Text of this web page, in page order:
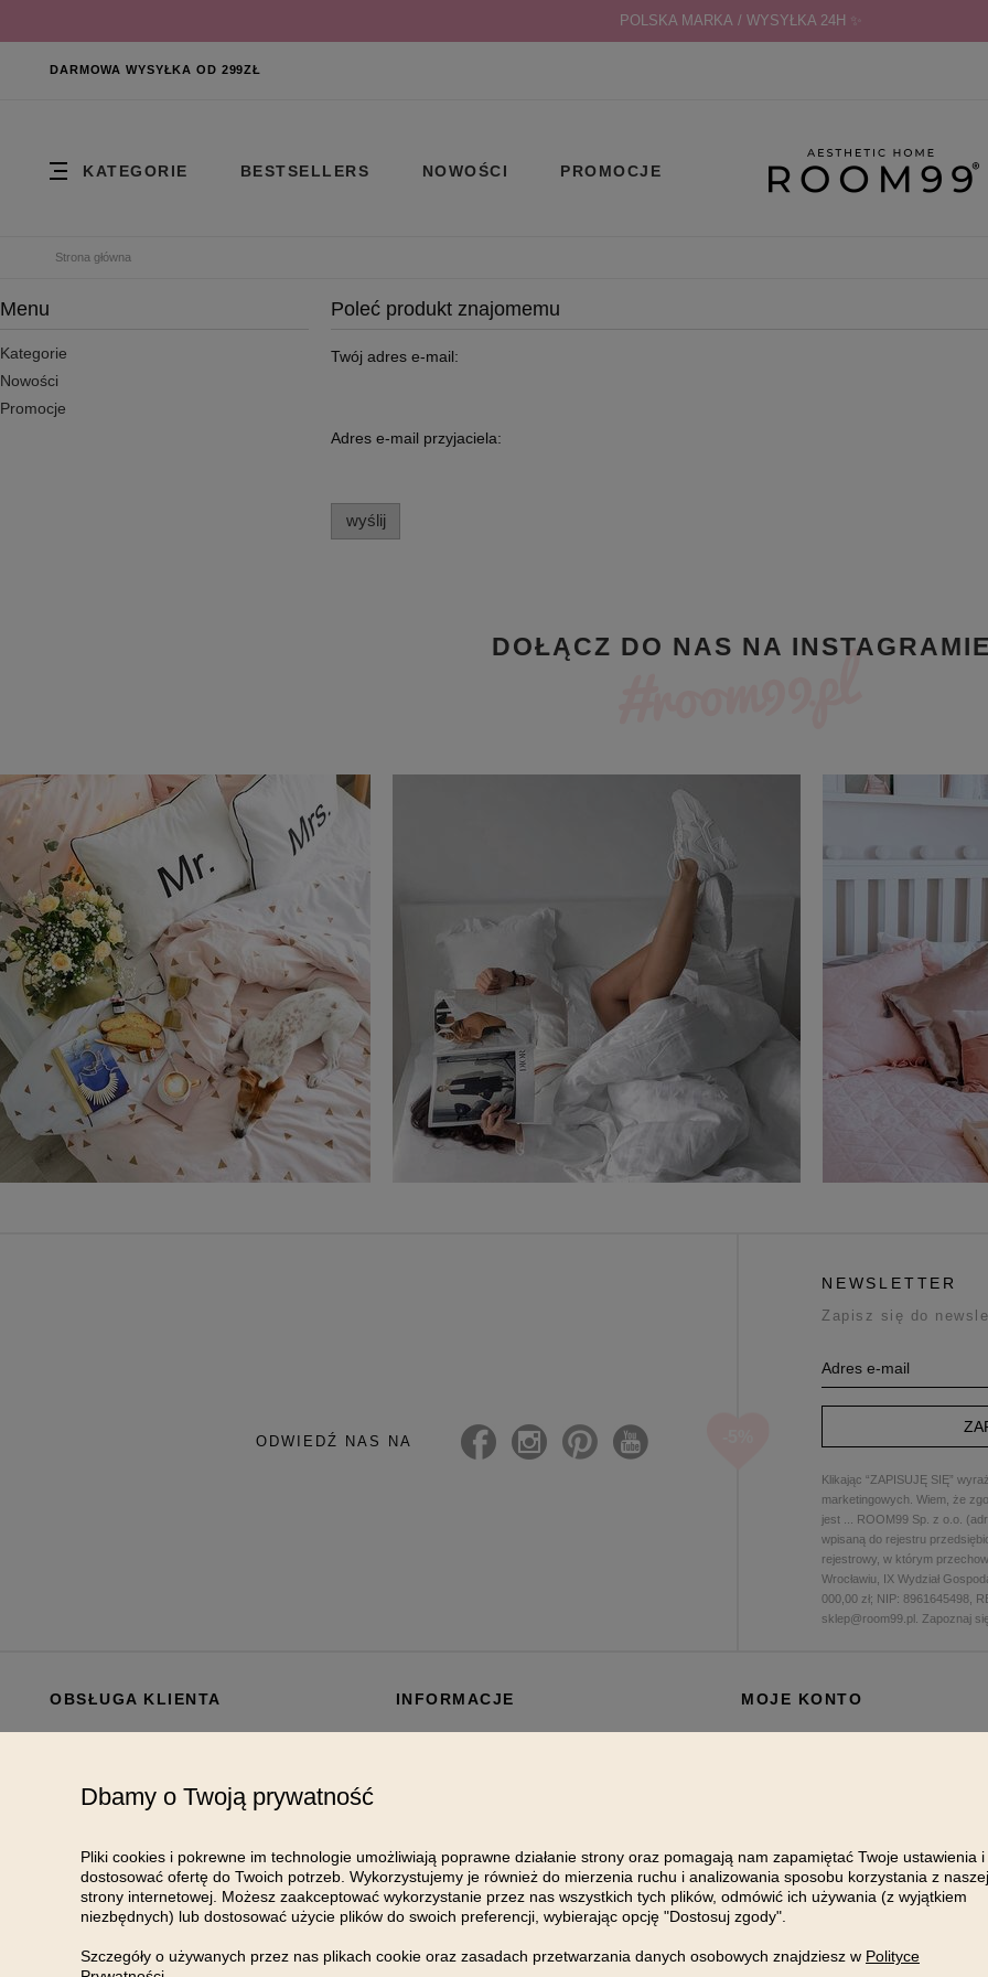
POLSKA MARKA / WYSYŁKA 24H ✨
DARMOWA WYSYŁKA OD 299ZŁ
KATEGORIE BESTSELLERS NOWOŚCI PROMOCJE
Strona główna
Menu
Kategorie
Nowości
Promocje
Poleć produkt znajomemu
Twój adres e-mail:
Adres e-mail przyjaciela:
wyślij
DOŁĄCZ DO NAS NA
ODWIEDŹ NAS NA
NEWSLETTER
Zapisz się do
Klikając “ZAPISUJĘ SIĘ”
marketingowych. Wiem, że
jest
ROOM99 Sp. z o.o.
wpisaną do rejestru
rejestrowy, w którym
Wrocławiu, IX Wydział
000,00 zł; NIP: 8961645498,
sklep@room99.pl. Zapoznaj
OBSŁUGA KLIENTA INFORMACJE
Polityka cookies
Ustawienia prywatności
MOJE KONTO
Dbamy o Twoją prywatność
Pliki cookies i pokrewne im technologie umożliwiają poprawne działanie strony oraz pomagają nam zapamiętać Twoje ustawienia i
dostosować ofertę do Twoich potrzeb. Wykorzystujemy je również do mierzenia ruchu i analizowania sposobu korzystania z naszej
strony internetowej. Możesz zaakceptować wykorzystanie przez nas wszystkich tych plików, odmówić ich używania (z wyjątkiem
niezbędnych) lub dostosować użycie plików do swoich preferencji, wybierając opcję "Dostosuj zgody".
Szczegóły o używanych przez nas plikach cookie oraz zasadach przetwarzania danych osobowych znajdziesz w Polityce